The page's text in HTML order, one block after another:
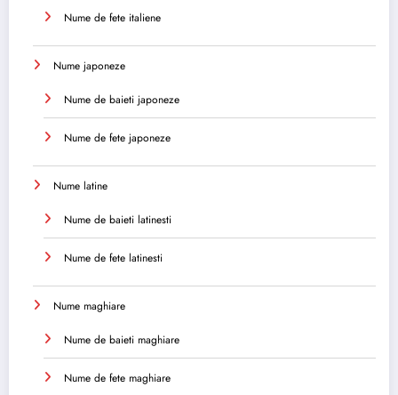
Nume de fete italiene
Nume japoneze
Nume de baieti japoneze
Nume de fete japoneze
Nume latine
Nume de baieti latinesti
Nume de fete latinesti
Nume maghiare
Nume de baieti maghiare
Nume de fete maghiare